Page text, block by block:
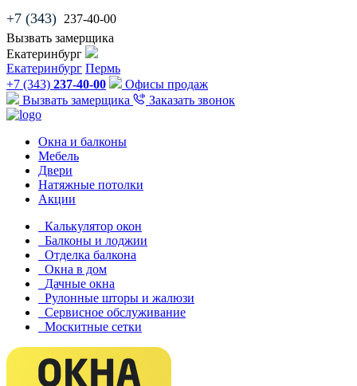
+7 (343) 237-40-00
Вызвать замерщика
Екатеринбург
Екатеринбург Пермь
+7 (343) 237-40-00
Офисы продаж
Вызвать замерщика
Заказать звонок
Окна и балконы
Мебель
Двери
Натяжные потолки
Акции
Калькулятор окон
Балконы и лоджии
Отделка балкона
Окна в дом
Дачные окна
Рулонные шторы и жалюзи
Сервисное обслуживание
Москитные сетки